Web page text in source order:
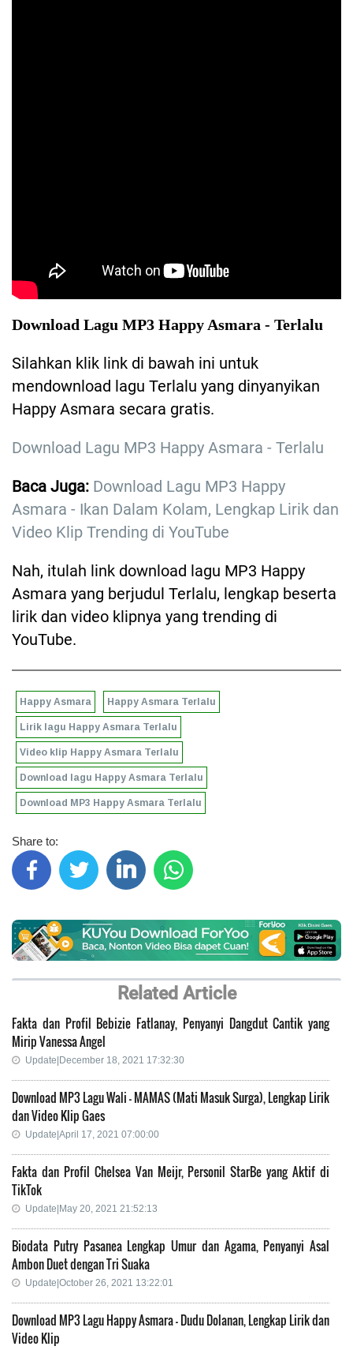
Download Lagu MP3 Happy Asmara - Terlalu
Silahkan klik link di bawah ini untuk
mendownload lagu Terlalu yang dinyanyikan
Happy Asmara secara gratis.
Download Lagu MP3 Happy Asmara - Terlalu
Baca Juga: Download Lagu MP3 Happy
Asmara - Ikan Dalam Kolam, Lengkap Lirik dan
Video Klip Trending di YouTube
Nah, itulah link download lagu MP3 Happy
Asmara yang berjudul Terlalu, lengkap beserta
lirik dan video klipnya yang trending di
YouTube.
Happy Asmara Happy Asmara Terlalu
Lirik lagu Happy Asmara Terlalu
Video klip Happy Asmara Terlalu
Download lagu Happy Asmara Terlalu
Download MP3 Happy Asmara Terlalu
Share to:
Related Article
Fakta dan Profil Bebizie Fatlanay, Penyanyi Dangdut Cantik yang
Mirip Vanessa Angel
Update|December 18, 2021 17:32:30
Download MP3 Lagu Wali - MAMAS (Mati Masuk Surga), Lengkap Lirik
dan Video Klip Gaes
Update|April 17, 2021 07:00:00
Fakta dan Profil Chelsea Van Meijr, Personil StarBe yang Aktif di
TikTok
Update|May 20, 2021 21:52:13
Biodata Putry Pasanea Lengkap Umur dan Agama, Penyanyi Asal
Ambon Duet dengan Tri Suaka
Update|October 26, 2021 13:22:01
Download MP3 Lagu Happy Asmara - Dudu Dolanan, Lengkap Lirik dan
Video Klip